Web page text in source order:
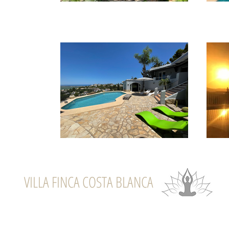
VILLA FINCA COSTA BLANCA